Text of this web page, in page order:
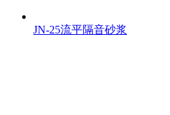
JN-25流平隔音砂浆